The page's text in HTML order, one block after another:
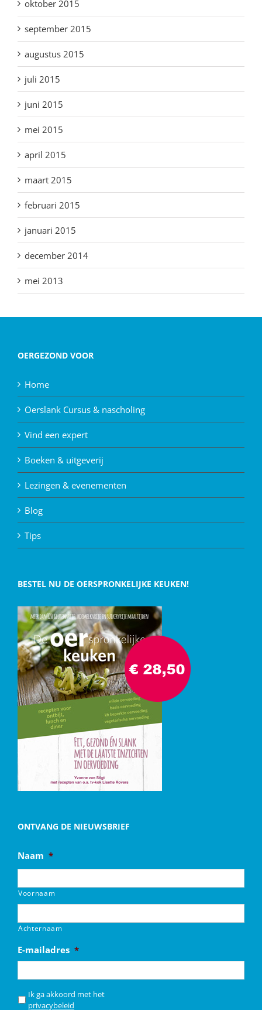
oktober 2015
september 2015
augustus 2015
juli 2015
juni 2015
mei 2015
april 2015
maart 2015
februari 2015
januari 2015
december 2014
mei 2013
OERGEZOND VOOR
Home
Oerslank Cursus & nascholing
Vind een expert
Boeken & uitgeverij
Lezingen & evenementen
Blog
Tips
BESTEL NU DE OERSPRONKELIJKE KEUKEN!
ONTVANG DE NIEUWSBRIEF
Naam *
Voornaam
Achternaam
E-mailadres *
* Ik ga akkoord met het
privacybeleid